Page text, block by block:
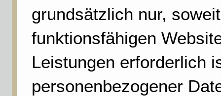
grundsätzlich nur,
funktionsfähigen
Leistungen erforderlich
personenbezogener